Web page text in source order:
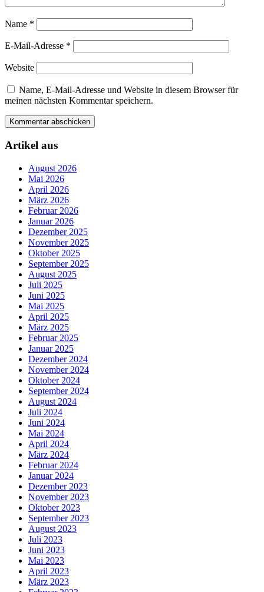
Name *
E-Mail-Adresse *
Website
Name, E-Mail-Adresse und Website in diesem Browser für
meinen nächsten Kommentar speichern.
Artikel aus
August 2026
Mai 2026
April 2026
März 2026
Februar 2026
Januar 2026
Dezember 2025
November 2025
Oktober 2025
September 2025
August 2025
Juli 2025
Juni 2025
Mai 2025
April 2025
März 2025
Februar 2025
Januar 2025
Dezember 2024
November 2024
Oktober 2024
September 2024
August 2024
Juli 2024
Juni 2024
Mai 2024
April 2024
März 2024
Februar 2024
Januar 2024
Dezember 2023
November 2023
Oktober 2023
September 2023
August 2023
Juli 2023
Juni 2023
Mai 2023
April 2023
März 2023